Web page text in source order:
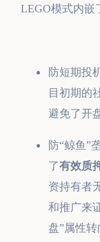
LEGO模式内嵌
防短期投
目初期的
避免了开
防“鲸鱼”
了有效质
资持有者
和推广来
盘”属性转